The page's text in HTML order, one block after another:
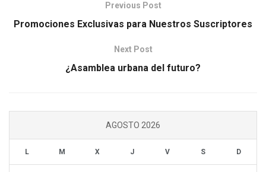
Previous Post
Promociones Exclusivas para Nuestros Suscriptores
Next Post
¿Asamblea urbana del futuro?
AGOSTO 2026
L M X J V S D